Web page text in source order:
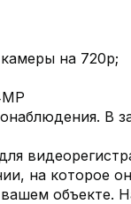
на 720р;
В
на которое
объекте.